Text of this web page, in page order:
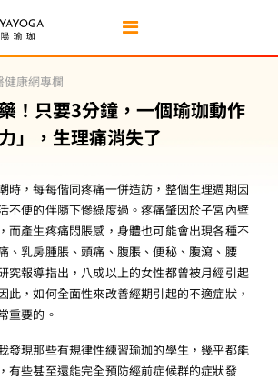
健康網專欄
！只要3分鐘，一個瑜珈動作
」，生理痛消失了
時，每每偕同疼痛一併造訪，整個生理週期因
不便的伴隨下慘綠度過。疼痛肇因於子宮內壁
而產生疼痛悶脹感，身體也可能會出現各種不
、乳房腫脹、頭痛、腹脹、便秘、腹瀉、腰
究報導指出，八成以上的女性都曾被月經引起
此，如何全面性來改善經期引起的不適症狀，
重要的。
發現那些有規律性練習瑜珈的學生，幾乎都能
有些甚至還能完全預防經前症候群的症狀發